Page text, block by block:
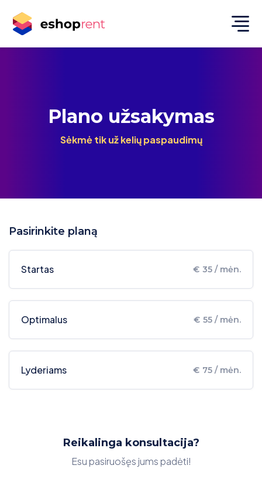
Plano užsakymas
Sėkmė tik už kelių paspaudimų
Pasirinkite planą
Startas € 35 / mėn.
Optimalus € 55 / mėn.
Lyderiams € 75 / mėn.
Reikalinga konsultacija?
Esu pasiruošęs jums padėti!